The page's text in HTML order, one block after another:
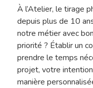
À l’Atelier, le tirage
depuis plus de 10
notre métier avec
priorité ? Établir un
prendre le temps
projet, votre
manière